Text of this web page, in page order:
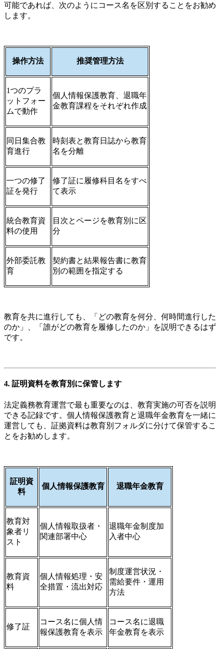
可能であれば、次のようにコース名を区別することをお勧め
します。
操作方法 推奨管理方法
1つのプラ
ットフォー
ムで動作
個人情報保護教育、退職年
金教育課程をそれぞれ作成
同日集合教
育進行
時刻表と教育日誌から教育
名を分離
一つの修了
証を発行
修了証に履修科目名をすべ
て表示
統合教育資
料の使用
目次とページを教育別に区
分
外部委託教
育
契約書と結果報告書に教育
別の範囲を指定する
教育を共に進行しても、「どの教育を何分、何時間進行した
のか」、「誰がどの教育を履修したのか」を説明できるはず
です。
4. 証明資料を教育別に保管します
法定義務教育運営で最も重要なのは、教育実施の可否を説明
できる記録です。個人情報保護教育と退職年金教育を一緒に
運営しても、証拠資料は教育別フォルダに分けて保管するこ
とをお勧めします。
証明資
料
個人情報保護教育 退職年金教育
教育対
象者リ
スト
個人情報取扱者・
関連部署中心
退職年金制度加
入者中心
教育資
料
個人情報処理・安
全措置・流出対応
制度運営状況・
需給要件・運用
方法
修了証
コース名に個人情
報保護教育を表示
コース名に退職
年金教育を表示